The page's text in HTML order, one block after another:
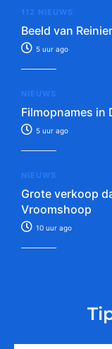
112 NIEUWS
Beeld van
5 uur ago
NIEUWS
Filmopnames in
5 uur ago
NIEUWS
Grote verkoop
Vroomshoop
10 uur ago